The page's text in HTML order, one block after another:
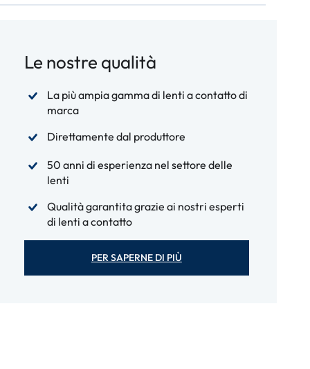
Le nostre qualità
La più ampia gamma di lenti a contatto di
marca
Direttamente dal produttore
50 anni di esperienza nel settore delle
lenti
Qualità garantita grazie ai nostri esperti
di lenti a contatto
PER SAPERNE DI PIÙ